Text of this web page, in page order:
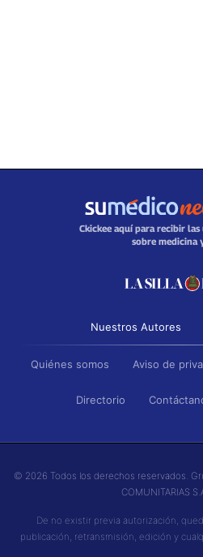
Ckickee aquí para recibir
sobre medicina
Nuestros Autores
Quiénes somos Aviso de
Directorio
© 2026 Todos los derechos reservados.
COMUNITARIAS
De no existir previa autorización,
publicación, retransmisión, edición y